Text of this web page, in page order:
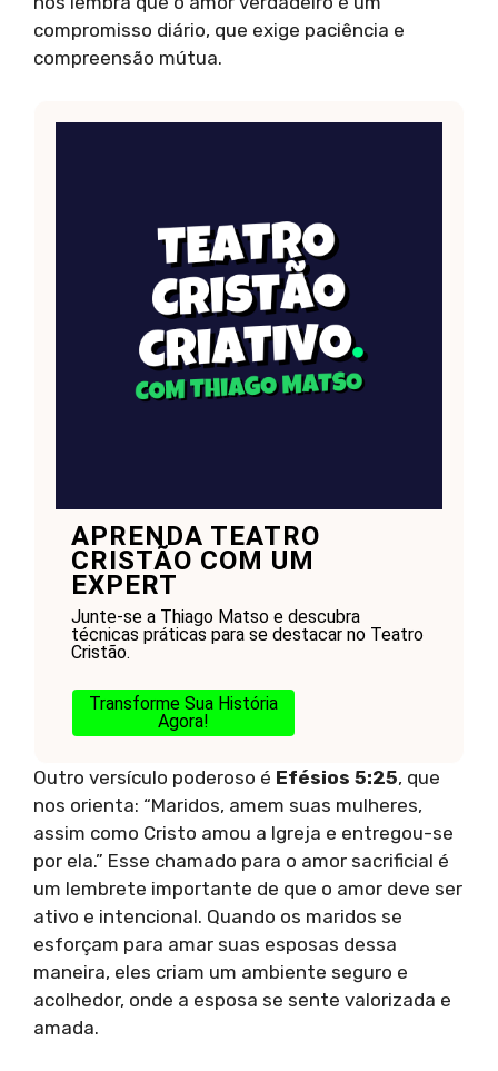
compromisso diário, que exige paciência e
compreensão mútua.
APRENDA TEATRO
CRISTÃO COM UM
EXPERT
Junte-se a Thiago Matso e descubra
técnicas práticas para se destacar no Teatro
Cristão.
Transforme Sua História
Agora!
Outro versículo poderoso é Efésios 5:25, que
nos orienta: “Maridos, amem suas mulheres,
assim como Cristo amou a Igreja e entregou-se
por ela.” Esse chamado para o amor sacrificial é
um lembrete importante de que o amor deve ser
ativo e intencional. Quando os maridos se
esforçam para amar suas esposas dessa
maneira, eles criam um ambiente seguro e
acolhedor, onde a esposa se sente valorizada e
amada.